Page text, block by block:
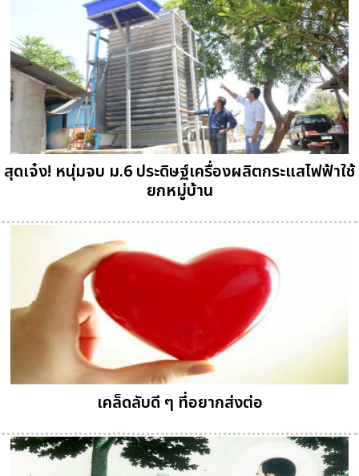
สุดเจ๋ง! หนุ่มจบ ม.6 ประดิษฐ์เครื่องผลิตกระแสไฟฟ้าใช้
ยกหมู่บ้าน
เคล็ดลับดี ๆ ที่อยากส่งต่อ